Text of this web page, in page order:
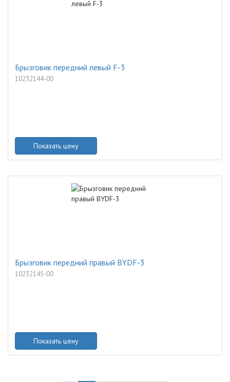
Брызговик передний левый F-3
10232144-00
Показать цену
Брызговик передний правый BYDF-3
10232145-00
Показать цену